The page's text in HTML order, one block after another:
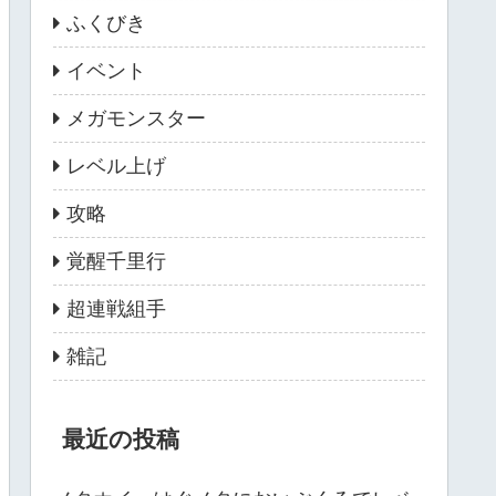
ふくびき
イベント
メガモンスター
レベル上げ
攻略
覚醒千里行
超連戦組手
雑記
最近の投稿